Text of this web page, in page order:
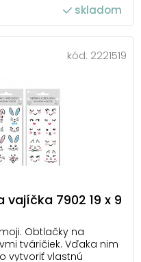
skladom
kód: 2221519
7902 19 x 9
Obtlačky na
tváričiek. Vďaka nim
vytvoriť vlastnú